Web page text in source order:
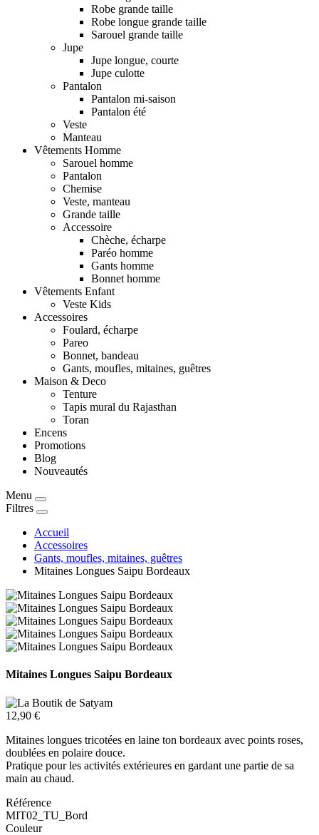
Robe grande taille
Robe longue grande taille
Sarouel grande taille
Jupe
Jupe longue, courte
Jupe culotte
Pantalon
Pantalon mi-saison
Pantalon été
Veste
Manteau
Vêtements Homme
Sarouel homme
Pantalon
Chemise
Veste, manteau
Grande taille
Accessoire
Chèche, écharpe
Paréo homme
Gants homme
Bonnet homme
Vêtements Enfant
Veste Kids
Accessoires
Foulard, écharpe
Pareo
Bonnet, bandeau
Gants, moufles, mitaines, guêtres
Maison & Deco
Tenture
Tapis mural du Rajasthan
Toran
Encens
Promotions
Blog
Nouveautés
Menu
Filtres
Accueil
Accessoires
Gants, moufles, mitaines, guêtres
Mitaines Longues Saipu Bordeaux
Mitaines Longues Saipu Bordeaux
12,90 €
Mitaines longues tricotées en laine ton bordeaux avec points roses,
doublées en polaire douce.
Pratique pour les activités extérieures en gardant une partie de sa
main au chaud.
Référence
MIT02_TU_Bord
Couleur